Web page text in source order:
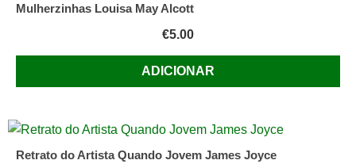
Mulherzinhas Louisa May Alcott
€5.00
ADICIONAR
Retrato do Artista Quando Jovem James Joyce